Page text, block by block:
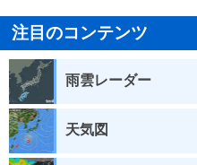
注目のコンテンツ
雨雲レーダー
天気図